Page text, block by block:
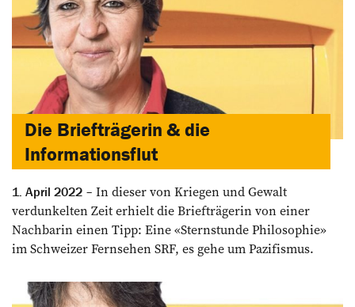
Die Briefträgerin & die
Informationsflut
1. April 2022
In dieser von Kriegen und Gewalt
verdunkelten Zeit erhielt die Briefträgerin von einer
Nachbarin einen Tipp: Eine «Sternstunde Philosophie»
im Schweizer Fernsehen SRF, es gehe um Pazifismus.